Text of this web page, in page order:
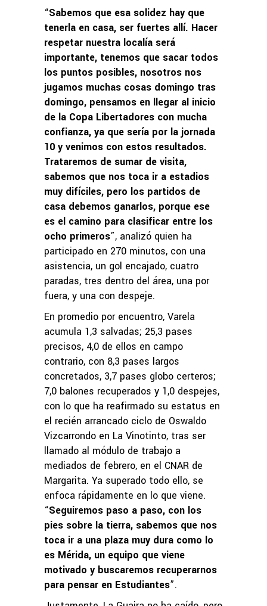
“Sabemos que esa solidez hay que
tenerla en casa, ser fuertes allí. Hacer
respetar nuestra localía será
importante, tenemos que sacar todos
los puntos posibles, nosotros nos
jugamos muchas cosas domingo tras
domingo, pensamos en llegar al inicio
de la Copa Libertadores con mucha
confianza, ya que sería por la jornada
10 y venimos con estos resultados.
Trataremos de sumar de visita,
sabemos que nos toca ir a estadios
muy difíciles, pero los partidos de
casa debemos ganarlos, porque ese
es el camino para clasificar entre los
ocho primeros”, analizó quien ha
participado en 270 minutos, con una
asistencia, un gol encajado, cuatro
paradas, tres dentro del área, una por
fuera, y una con despeje.
En promedio por encuentro, Varela
acumula 1,3 salvadas; 25,3 pases
precisos, 4,0 de ellos en campo
contrario, con 8,3 pases largos
concretados, 3,7 pases globo certeros;
7,0 balones recuperados y 1,0 despejes,
con lo que ha reafirmado su estatus en
el recién arrancado ciclo de Oswaldo
Vizcarrondo en La Vinotinto, tras ser
llamado al módulo de trabajo a
mediados de febrero, en el CNAR de
Margarita. Ya superado todo ello, se
enfoca rápidamente en lo que viene.
“Seguiremos paso a paso, con los
pies sobre la tierra, sabemos que nos
toca ir a una plaza muy dura como lo
es Mérida, un equipo que viene
motivado y buscaremos recuperarnos
para pensar en Estudiantes”.